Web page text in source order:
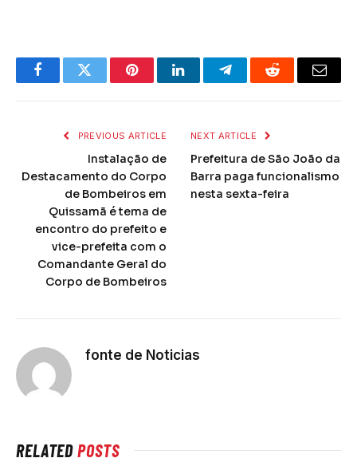
FacebookTwitter PinterestLinkedInTelegramReddit Email
PREVIOUS ARTICLE
Instalação de
Destacamento do Corpo
de Bombeiros em
Quissamã é tema de
encontro do prefeito e
vice-prefeita com o
Comandante Geral do
Corpo de Bombeiros
NEXT ARTICLE
Prefeitura de São João da
Barra paga funcionalismo
nesta sexta-feira
fonte de Noticias
RELATEDPOSTS